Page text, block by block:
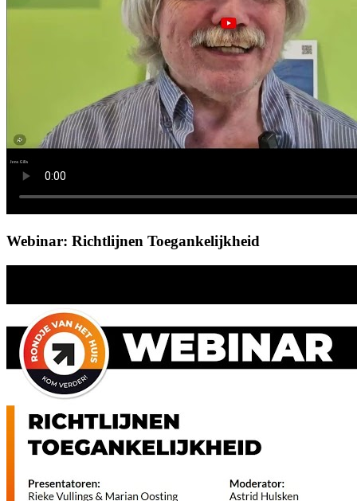
Webinar: Richtlijnen Toegankelijkheid